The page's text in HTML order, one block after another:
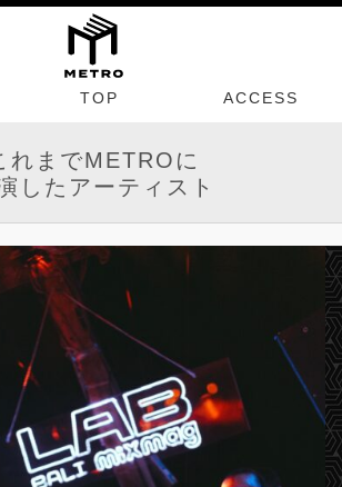
TOP ACCESS
れまでMETROに
したアーティスト